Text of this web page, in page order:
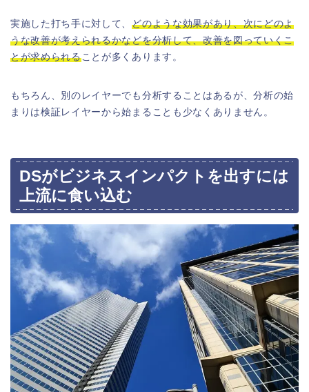
実施した打ち手に対して、どのような効果があり、次にどのよ
うな改善が考えられるかなどを分析して、改善を図っていくこ
とが求められることが多くあります。
もちろん、別のレイヤーでも分析することはあるが、分析の始
まりは検証レイヤーから始まることも少なくありません。
DSがビジネスインパクトを出すには
上流に食い込む